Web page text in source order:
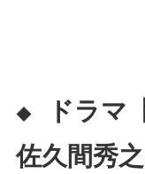
◆
ドラマ
佐久間秀